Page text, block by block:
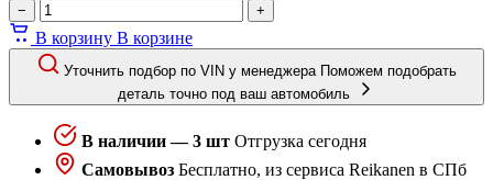
− +
В корзину В корзине
Уточнить подбор по VIN у менеджера Поможем подобрать
деталь точно под ваш автомобиль
В наличии — 3 шт Отгрузка сегодня
Самовывоз Бесплатно, из сервиса Reikanen в СПб